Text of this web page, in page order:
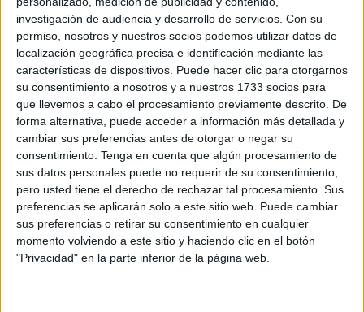
investigación de audiencia y desarrollo de servicios. Con su
permiso, nosotros y nuestros socios podemos utilizar datos de
localización geográfica precisa e identificación mediante las
características de dispositivos. Puede hacer clic para otorgarnos
su consentimiento a nosotros y a nuestros 1733 socios para
que llevemos a cabo el procesamiento previamente descrito. De
forma alternativa, puede acceder a información más detallada y
cambiar sus preferencias antes de otorgar o negar su
consentimiento. Tenga en cuenta que algún procesamiento de
sus datos personales puede no requerir de su consentimiento,
pero usted tiene el derecho de rechazar tal procesamiento. Sus
preferencias se aplicarán solo a este sitio web. Puede cambiar
sus preferencias o retirar su consentimiento en cualquier
momento volviendo a este sitio y haciendo clic en el botón
"Privacidad" en la parte inferior de la página web.
detenido tras entrar en una casa y
meterse en la cama de su dueña
HACE 58 MINUTOS
"Ataque híbrido algorítmico", el análisis
de Thierry Breton sobre la entrada
masiva en Ceuta
HACE 2 HORAS
La contracrónica del Ceuta-Málaga:
Faltan fichajes, pero sobran los motivos
para ilusionarse
HACE 3 HORAS
Vecinos e inmigrantes que duermen en el